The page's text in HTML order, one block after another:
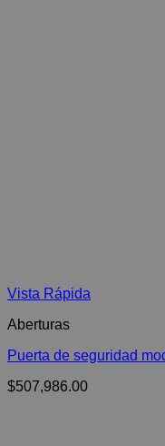
Vista Rápida
Aberturas
Puerta de seguridad
$507,986.00